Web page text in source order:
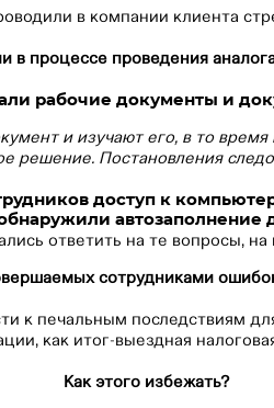
в компании клиента
в процессе проведения
рабочие документы и
и изучают его, в то
решение. Постановления
доступ к
автозаполнение
ответить на те вопросы,
сотрудниками
к печальным последствиям
как итог-выездная
Как этого избежать?